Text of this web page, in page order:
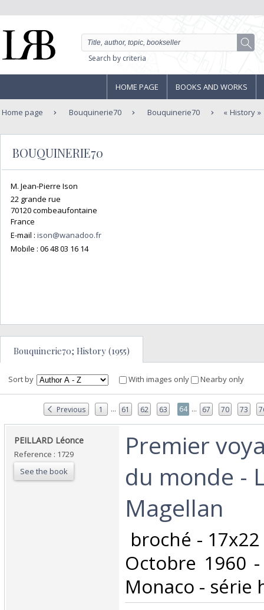
Search by criteria
HOME PAGE BOOKS AND WORKS
Home page Bouquinerie70 Bouquinerie70 History
BOUQUINERIE70
M. Jean-Pierre Ison
22 grande rue
70120 combeaufontaine
France
E-mail : ison@wanadoo.fr
Mobile : 06 48 03 16 14
Bouquinerie70; History (1955)
Sort by With images only Nearby only
Previous 1 ... 61 62 63 64 ... 67 70 73
‎PEILLARD Léonce‎
Reference : 1729
See the book
‎Premier
du monde -
Magellan‎
broché -
Octobre 1960
Monaco - série